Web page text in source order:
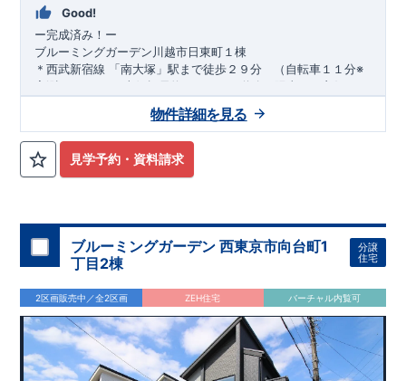
Good!
ー完成済み！ー
ブルーミングガーデン川越市日東町１棟
＊西武新宿線 「南大塚」駅まで徒歩２９分 （自転車１１分※
実測による）
■ 南側幅員約５．０mの道路で陽当たり良好
ア2クローゼットで3→4LDKに可能フレキシブルルーム
季節物などたっぷり収納できるロフト付き
ンの洗面化粧台などこだわりの設備・仕様
安心して永く住める家
建築基準法に定められた、｢数百年に一度発生する地震に対し
て、倒壊、崩壊しない。｣という基準から、
でなく「+制震」という考えが広まっています ＊長期優良住宅
固定資産税・不動産取得税・ローン減税等税制優遇 中古市場で
も、長期優良住宅が有利に働きます ＊ 住宅性能ダブル取得予定
『設計』住宅性能評価‥‥建物設計段階で、国が認めた第三機関
が評価しております 『建設』住宅性能評価‥‥評価を受けた図面
通りに施工されているか、建設までに計4回チェックが行われ
ます 図面や書類上だけでなく、「現場の施工状況」を検査した
上で、品質を保証しております
ーお問い合わせは志木営業所までー
・資料請求・現地を見学したい・詳しい説明を受けたいなどお
気軽にお問い合わせくださいませ ​
見学予約・資料請求
物件詳細を見る
ブルーミングガーデン 西東京市向台町1
丁目2棟
分譲
住宅
2区画販売中／全2区画 ZEH住宅 バーチャル内覧可